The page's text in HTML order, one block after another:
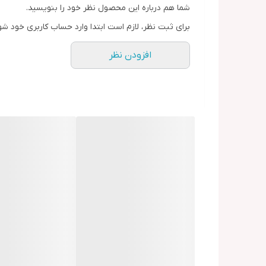
شما هم درباره این محصول نظر خود را بنویسید.
برای ثبت نظر، لازم است ابتدا وارد حساب کاربری خود
افزودن نظر